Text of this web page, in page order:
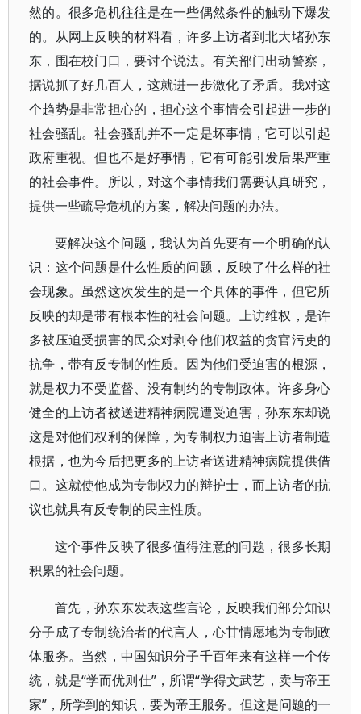
然的。很多危机往往是在一些偶然条件的触动下爆发
的。从网上反映的材料看，许多上访者到北大堵孙东
东，围在校门口，要讨个说法。有关部门出动警察，
据说抓了好几百人，这就进一步激化了矛盾。我对这
个趋势是非常担心的，担心这个事情会引起进一步的
社会骚乱。社会骚乱并不一定是坏事情，它可以引起
政府重视。但也不是好事情，它有可能引发后果严重
的社会事件。所以，对这个事情我们需要认真研究，
提供一些疏导危机的方案，解决问题的办法。
要解决这个问题，我认为首先要有一个明确的认
识：这个问题是什么性质的问题，反映了什么样的社
会现象。虽然这次发生的是一个具体的事件，但它所
反映的却是带有根本性的社会问题。上访维权，是许
多被压迫受损害的民众对剥夺他们权益的贪官污吏的
抗争，带有反专制的性质。因为他们受迫害的根源，
就是权力不受监督、没有制约的专制政体。许多身心
健全的上访者被送进精神病院遭受迫害，孙东东却说
这是对他们权利的保障，为专制权力迫害上访者制造
根据，也为今后把更多的上访者送进精神病院提供借
口。这就使他成为专制权力的辩护士，而上访者的抗
议也就具有反专制的民主性质。
这个事件反映了很多值得注意的问题，很多长期
积累的社会问题。
首先，孙东东发表这些言论，反映我们部分知识
分子成了专制统治者的代言人，心甘情愿地为专制政
体服务。当然，中国知识分子千百年来有这样一个传
统，就是“学而优则仕”，所谓“学得文武艺，卖与帝王
家”，所学到的知识，要为帝王服务。但这是问题的一